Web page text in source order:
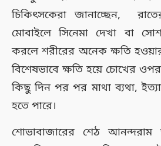
চিকিৎসকেরা জানাচ্ছেন,
মোবাইলে সিনেমা দেখা বা
করলে শরীরের অনেক ক্ষতি হওয়ার
বিশেষভাবে ক্ষতি হয়ে চোখের
কিছু দিন পর পর মাথা ব্যথা,
হতে পারে।
শোভাবাজারের শেঠ